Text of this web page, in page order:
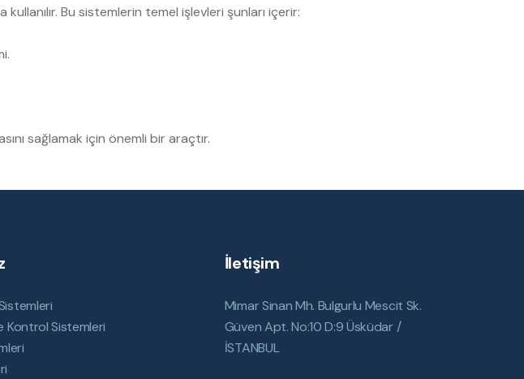
Bu sistemlerin temel işlevleri şunları içerir:
sağlamak için önemli bir araçtır.
Kontrol Sistemleri
İletişim
Mimar Sinan Mh. Bulgurlu Mescit Sk.
Güven Apt. No:10 D:9 Üsküdar /
İSTANBUL